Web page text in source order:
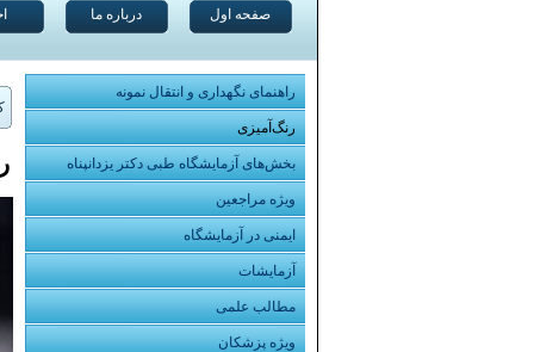
صفحه اول درباره ما
راهنمای نگهداری و انتقال نمونه
رنگ‌آمیزی
بخش‌های آزمایشگاه طبی دکتر یزدانپناه
ویژه مراجعین
ایمنی در آزمایشگاه
آزمایشات
مطالب علمی
ویژه پزشکان